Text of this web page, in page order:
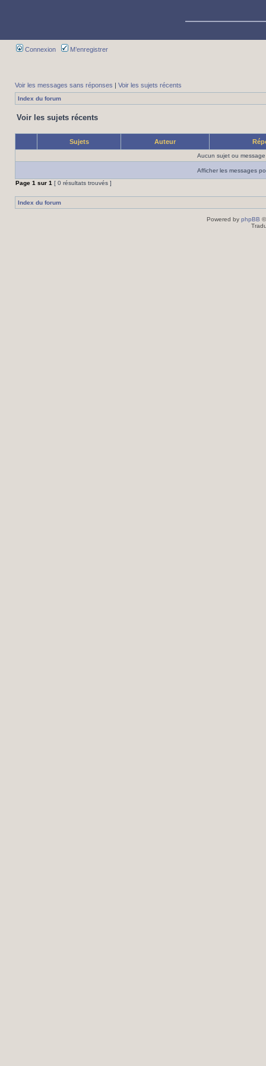
Connexion M’enregistrer
Voir les messages sans réponses | Voir les sujets récents
Index du forum
Voir les sujets récents
Sujets Auteur
Aucun sujet ou
Afficher les messages
Page 1 sur 1 [ 0 résultats trouvés ]
Index du forum
Powered by phpBB